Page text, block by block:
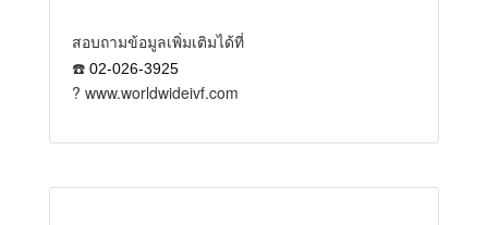
สอบถามข้อมูลเพิ่มเติมได้ที่
☎️ 02-026-3925
? www.worldwideivf.com